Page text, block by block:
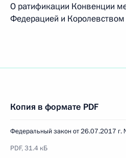
О ратификации Конвенции
Федерацией и
Копия в формате PDF
Федеральный закон от 26.07.2017
PDF, 31.4 кБ